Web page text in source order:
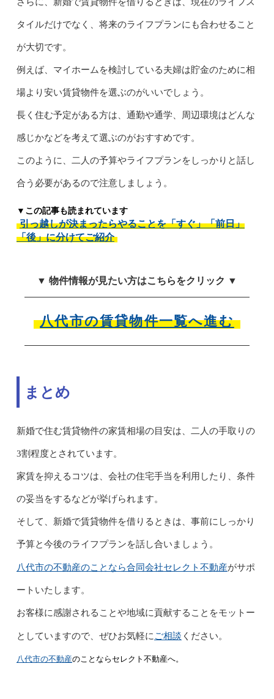
タイルだけでなく、将来のライフプランにも合わせること
が大切です。
例えば、マイホームを検討している夫婦は貯金のために相
場より安い賃貸物件を選ぶのがいいでしょう。
長く住む予定がある方は、通勤や通学、周辺環境はどんな
感じかなどを考えて選ぶのがおすすめです。
このように、二人の予算やライフプランをしっかりと話し
合う必要があるので注意しましょう。
▼この記事も読まれています
引っ越しが決まったらやることを「すぐ」「前日」
「後」に分けてご紹介
▼ 物件情報が見たい方はこちらをクリック ▼
八代市の賃貸物件一覧へ進む
まとめ
新婚で住む賃貸物件の家賃相場の目安は、二人の手取りの
3割程度とされています。
家賃を抑えるコツは、会社の住宅手当を利用したり、条件
の妥当をするなどが挙げられます。
そして、新婚で賃貸物件を借りるときは、事前にしっかり
予算と今後のライフプランを話し合いましょう。
八代市の不動産のことなら合同会社セレクト不動産がサポ
ートいたします。
お客様に感謝されることや地域に貢献することをモットー
としていますので、ぜひお気軽に ご相談 ください。
八代市の不動産のことならセレクト不動産へ。